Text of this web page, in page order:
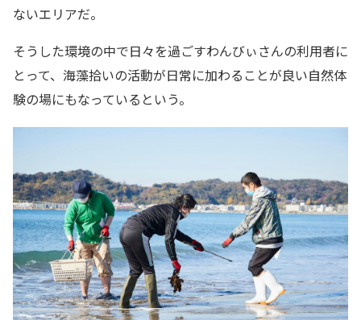
ないエリアだ。
そうした環境の中で日々を過ごすわんびぃさんの利用者に
とって、海藻拾いの活動が日常に加わることが良い自然体
験の場にもなっているという。